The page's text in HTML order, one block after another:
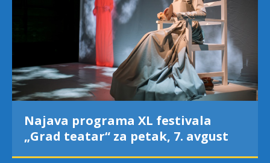
Najava programa XL festivala
„Grad teatar“ za petak, 7. avgust